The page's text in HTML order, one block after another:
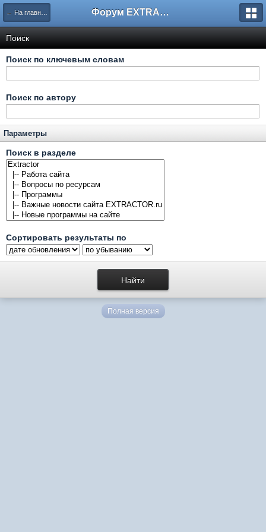
← На главную Форум EXTRACTOR.ru
Поиск
Поиск по ключевым словам
Поиск по автору
Параметры
Поиск в разделе
Сортировать результаты по
Полная версия